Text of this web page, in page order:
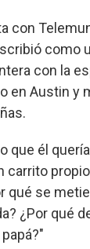
con
como
con la
en Austin y
que él
carrito
qué se
¿Por qué